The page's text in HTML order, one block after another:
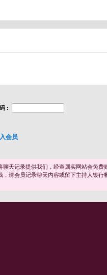
:
会员
天记录提供我们，经查属实网站会免费
请会员记录聊天内容或留下主持人银